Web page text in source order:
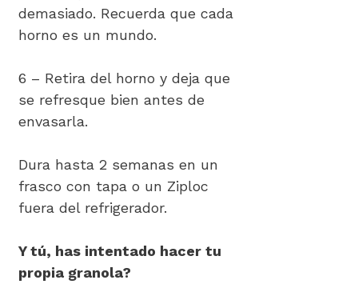
demasiado. Recuerda que cada
horno es un mundo.
6 – Retira del horno y deja que
se refresque bien antes de
envasarla.
Dura hasta 2 semanas en un
frasco con tapa o un Ziploc
fuera del refrigerador.
Y tú, has intentado hacer tu
propia granola?